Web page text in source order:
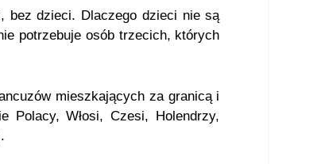
bez dzieci. Dlaczego dzieci nie są
potrzebuje osób trzecich, których
mieszkających za granicą i
Polacy, Włosi, Czesi, Holendrzy,